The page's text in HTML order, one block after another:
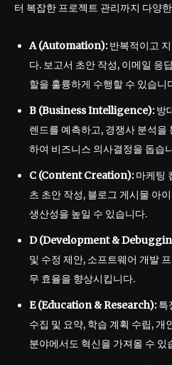
터 복잡한 프로젝트 관리까지 다양
A (Automation):반복적이고
다. 보고서 초안 작성, 이메일 응
할을 훌륭하게 수행할 수 있습니
B (Business Intelligence):방
렌드를 예측하고, 경쟁사 분석을
하여 비즈니스 의사결정을 돕습
C (Content Creation):마케팅
츠 초안 작성, 블로그 게시물 아
생산성을 높일 수 있습니다.
D (Development &
및 수정 제안, 소프트웨어 개발
무 효율을 향상시킵니다.
E (Education & Research):특
수집 및 요약, 학습 계획 수립, 개
분야에서도 혁신을 가져올 수 있